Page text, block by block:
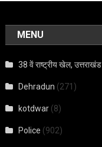
MENU
38 वें राष्ट्रीय खेल, उत्तराखंड
Dehradun (271)
kotdwar (8)
Police (902)